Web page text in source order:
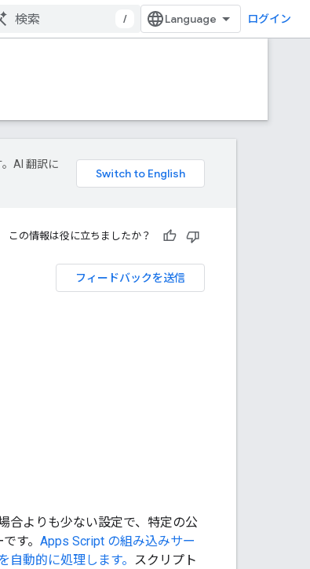
/ ログイン
AI 翻訳に
この情報は役に立ちましたか？
フィードバックを送信
合よりも少ない設定で、特定の公
す。 Apps Script の組み込みサー
動的に処理します。 スクリプト